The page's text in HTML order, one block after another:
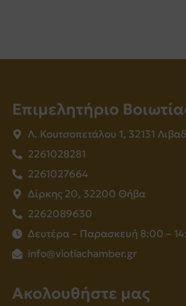
Επιμελητήριο
Λ. Κουτσοπετάλου 1, 32131
2261028281
2261027664
Δίρκης 20, 32200 Θήβα
2262089630
Δευτέρα – Παρασκευή 8:00 –
info@viotiachamber.gr
Ακολουθήστε μας